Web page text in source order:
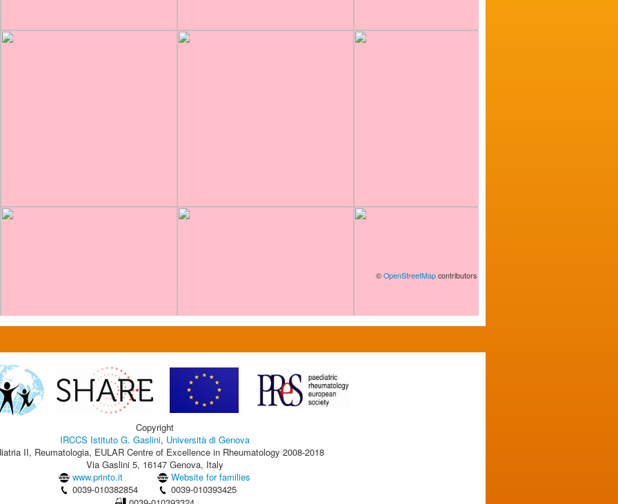
© OpenStreetMap contributors
Copyright
IRCCS Istituto G. Gaslini, Università di Genova
II, Reumatologia, EULAR Centre of Excellence in Rheumatology 2008-2018
Via Gaslini 5, 16147 Genova, Italy
www.printo.it
Website for families
0039-010382854
0039-010393425